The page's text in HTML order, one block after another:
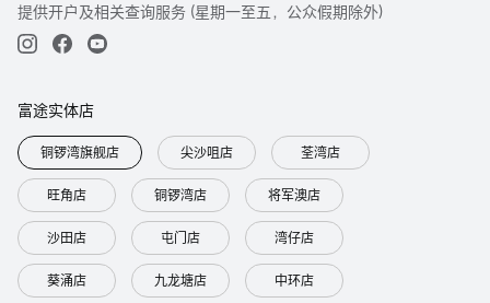
提供开户及相关查询服务 (星期一至五，公众假期除外)
富途实体店
铜锣湾旗舰店 尖沙咀店 荃湾店
旺角店 铜锣湾店 将军澳店
沙田店 屯门店 湾仔店
葵涌店 九龙塘店 中环店